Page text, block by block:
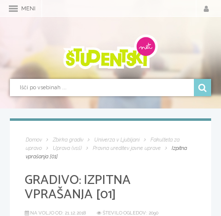
MENI
Domov Zbirka gradiv Univerza v Ljubljani
Fakulteta za
upravo
Uprava (vsš) Pravna ureditev javne uprave
Izpitna
vprašanja [01]
GRADIVO:IZPITNA
VPRAŠANJA [01]
NA VOLJO OD: 21.12.2018
ŠTEVILO OGLEDOV: 2090